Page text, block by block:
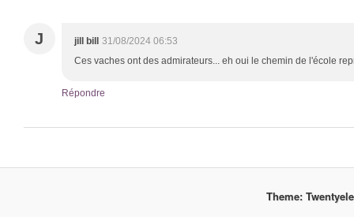
J jill bill
31/08/2024 06:53
Ces vaches ont des admirateurs... eh oui le chemin de l'école
Répondre
Theme: